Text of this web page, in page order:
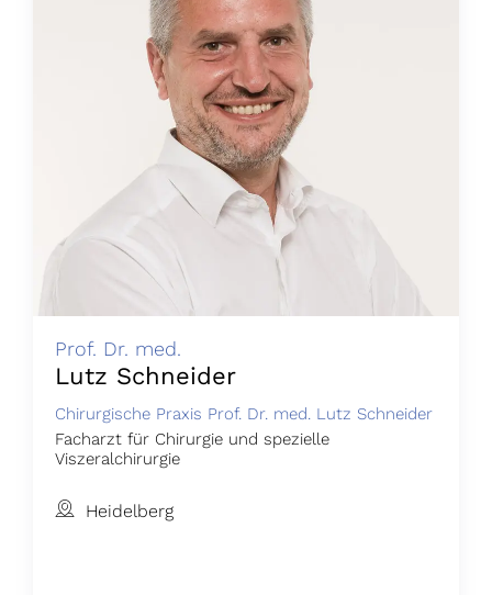
Prof. Dr. med.
Lutz Schneider
Chirurgische Praxis Prof. Dr. med. Lutz Schneider
Facharzt für Chirurgie und spezielle
Viszeralchirurgie
Heidelberg